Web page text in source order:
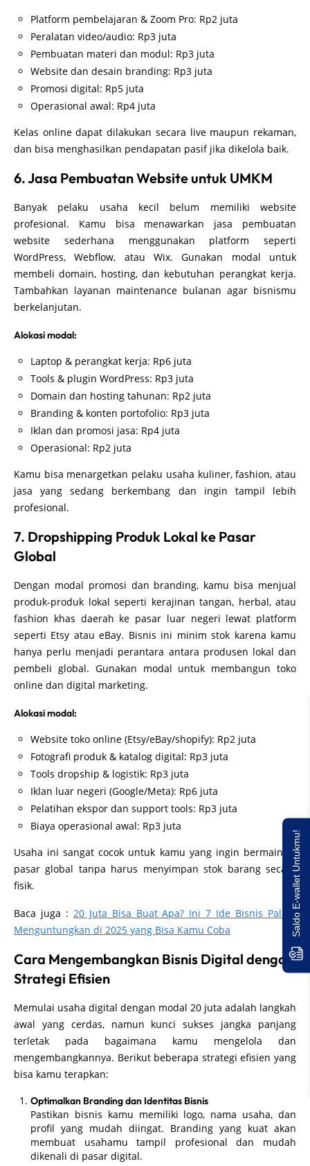
Platform pembelajaran & Zoom Pro: Rp2 juta
Peralatan video/audio: Rp3 juta
Pembuatan materi dan modul: Rp3 juta
Website dan desain branding: Rp3 juta
Promosi digital: Rp5 juta
Operasional awal: Rp4 juta
Kelas online dapat dilakukan secara live maupun rekaman,
dan bisa menghasilkan pendapatan pasif jika dikelola baik.
6. Jasa Pembuatan Website untuk UMKM
Banyak pelaku usaha kecil belum memiliki website
profesional. Kamu bisa menawarkan jasa pembuatan
website sederhana menggunakan platform seperti
WordPress, Webflow, atau Wix. Gunakan modal untuk
membeli domain, hosting, dan kebutuhan perangkat kerja.
Tambahkan layanan maintenance bulanan agar bisnismu
berkelanjutan.
Alokasi modal:
Laptop & perangkat kerja: Rp6 juta
Tools & plugin WordPress: Rp3 juta
Domain dan hosting tahunan: Rp2 juta
Branding & konten portofolio: Rp3 juta
Iklan dan promosi jasa: Rp4 juta
Operasional: Rp2 juta
Kamu bisa menargetkan pelaku usaha kuliner, fashion, atau
jasa yang sedang berkembang dan ingin tampil lebih
profesional.
7. Dropshipping Produk Lokal ke Pasar
Global
Dengan modal promosi dan branding, kamu bisa menjual
produk-produk lokal seperti kerajinan tangan, herbal, atau
fashion khas daerah ke pasar luar negeri lewat platform
seperti Etsy atau eBay. Bisnis ini minim stok karena kamu
hanya perlu menjadi perantara antara produsen lokal dan
pembeli global. Gunakan modal untuk membangun toko
online dan digital marketing.
Alokasi modal:
Website toko online (Etsy/eBay/shopify): Rp2 juta
Fotografi produk & katalog digital: Rp3 juta
Tools dropship & logistik: Rp3 juta
Iklan luar negeri (Google/Meta): Rp6 juta
Pelatihan ekspor dan support tools: Rp3 juta
Biaya operasional awal: Rp3 juta
Usaha ini sangat cocok untuk kamu yang ingin bermain di
pasar global tanpa harus menyimpan stok barang secara
fisik.
Baca juga : 20 Juta Bisa Buat Apa? Ini 7 Ide Bisnis Paling
Menguntungkan di 2025 yang Bisa Kamu Coba
Cara Mengembangkan Bisnis Digital dengan
Strategi Efisien
Memulai usaha digital dengan modal 20 juta adalah langkah
awal yang cerdas, namun kunci sukses jangka panjang
terletak pada bagaimana kamu mengelola dan
mengembangkannya. Berikut beberapa strategi efisien yang
bisa kamu terapkan:
Optimalkan Branding dan Identitas Bisnis
Pastikan bisnis kamu memiliki logo, nama usaha, dan
profil yang mudah diingat. Branding yang kuat akan
membuat usahamu tampil profesional dan mudah
dikenali di pasar digital.
Saldo E-wallet Untukmu!